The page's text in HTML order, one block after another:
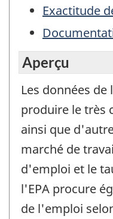
Exactitude
Aperçu
Les données
produire le très
ainsi que
marché de
d'emploi et le
l'EPA procure
de l'emploi